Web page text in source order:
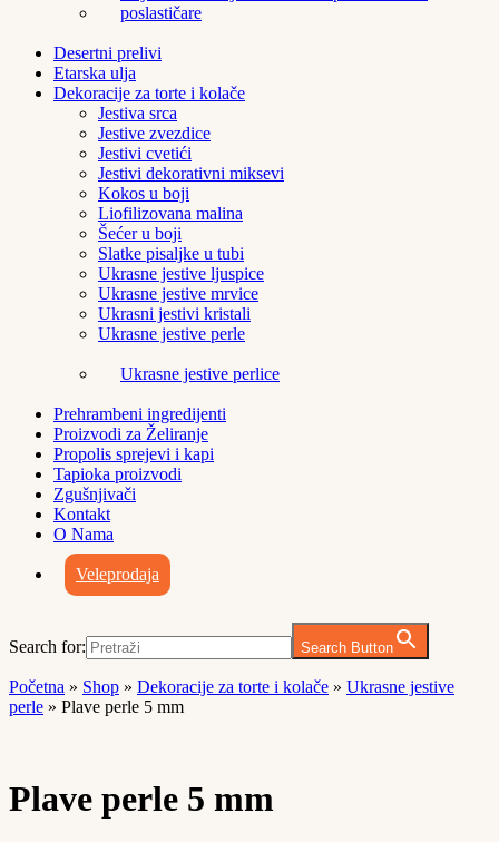
poslastičare
Desertni prelivi
Etarska ulja
Dekoracije za torte i kolače
Jestiva srca
Jestive zvezdice
Jestivi cvetići
Jestivi dekorativni miksevi
Kokos u boji
Liofilizovana malina
Šećer u boji
Slatke pisaljke u tubi
Ukrasne jestive ljuspice
Ukrasne jestive mrvice
Ukrasni jestivi kristali
Ukrasne jestive perle
Ukrasne jestive perlice
Prehrambeni ingredijenti
Proizvodi za Želiranje
Propolis sprejevi i kapi
Tapioka proizvodi
Zgušnjivači
Kontakt
O Nama
Veleprodaja
Search for: Search Button
Početna » Shop » Dekoracije za torte i kolače » Ukrasne jestive
perle » Plave perle 5 mm
Plave perle 5 mm